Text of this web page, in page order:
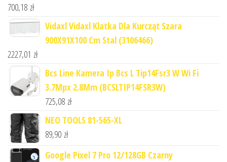
700,18 zł
Vidaxl Vidaxl Klatka Dla Kurcząt Szara
900X91X100 Cm Stal (3106466)
2227,01 zł
Bcs Line Kamera Ip Bcs L Tip14Fsr3 W Wi Fi
3.7Mpx 2.8Mm (BCSLTIP14FSR3W)
725,08 zł
NEO TOOLS 81-565-XL
89,90 zł
Google Pixel 7 Pro 12/128GB Czarny